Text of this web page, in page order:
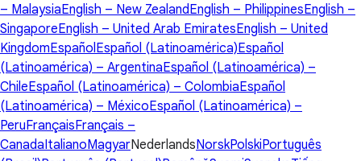
– MalaysiaEnglish – New ZealandEnglish – PhilippinesEnglish –
SingaporeEnglish – United Arab EmiratesEnglish – United
KingdomEspañolEspañol (Latinoamérica)Español
(Latinoamérica) – ArgentinaEspañol (Latinoamérica) –
ChileEspañol (Latinoamérica) – ColombiaEspañol
(Latinoamérica) – MéxicoEspañol (Latinoamérica) –
PeruFrançaisFrançais –
CanadaItalianoMagyarNederlandsNorskPolskiPortuguês